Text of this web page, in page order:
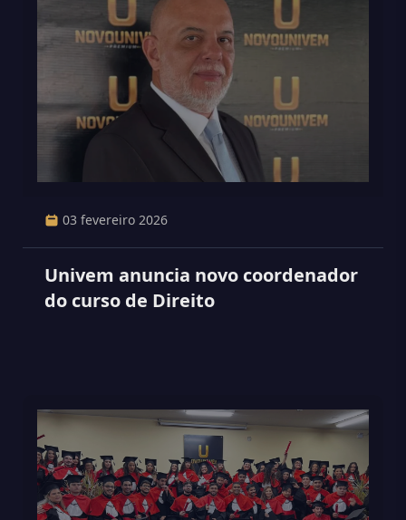
03 fevereiro 2026
Univem anuncia novo coordenador
do curso de Direito